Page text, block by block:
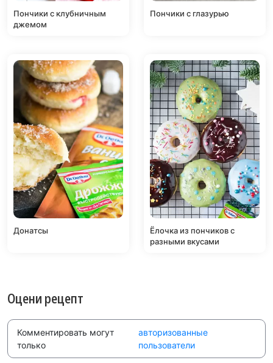
Пончики с клубничным
джемом
Пончики с глазурью
Донатсы
Ёлочка из пончиков с
разными вкусами
Оцени рецепт
Комментировать могут
только
авторизованные
пользователи